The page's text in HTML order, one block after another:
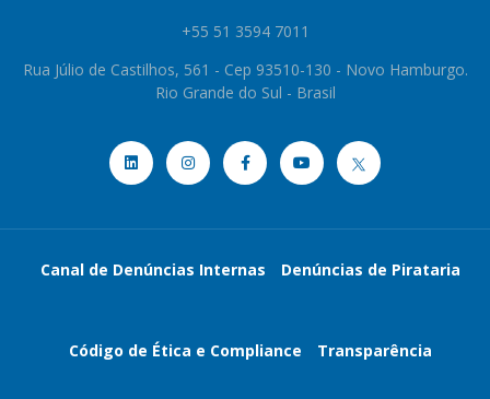
+55 51 3594 7011
Rua Júlio de Castilhos, 561 - Cep 93510-130 - Novo Hamburgo.
Rio Grande do Sul - Brasil
Canal de Denúncias Internas Denúncias de Pirataria
Código de Ética e Compliance Transparência